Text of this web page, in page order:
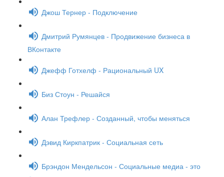
Джош Тернер - Подключение
Дмитрий Румянцев - Продвижение бизнеса в
ВКонтакте
Джефф Готхелф - Рациональный UX
Биз Стоун - Решайся
Алан Трефлер - Созданный, чтобы меняться
Дэвид Киркпатрик - Социальная сеть
Брэндон Мендельсон - Социальные медиа - это